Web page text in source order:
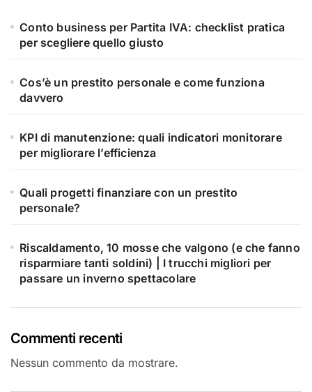
Conto business per Partita IVA: checklist pratica
per scegliere quello giusto
Cos’è un prestito personale e come funziona
davvero
KPI di manutenzione: quali indicatori monitorare
per migliorare l’efficienza
Quali progetti finanziare con un prestito
personale?
Riscaldamento, 10 mosse che valgono (e che fanno
risparmiare tanti soldini) | I trucchi migliori per
passare un inverno spettacolare
Commenti recenti
Nessun commento da mostrare.